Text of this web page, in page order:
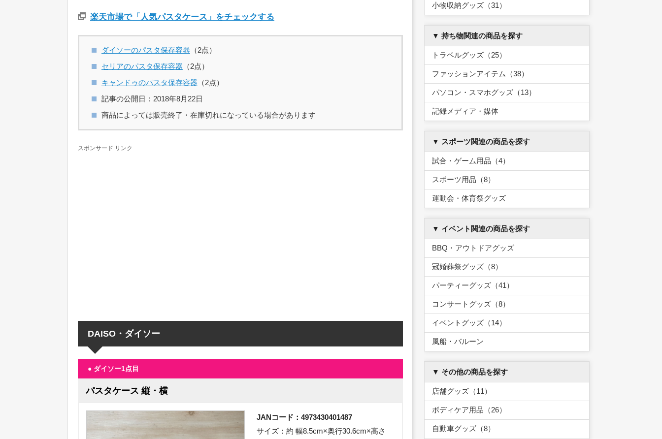
楽天市場で「人気パスタケース」をチェックする
ダイソーのパスタ保存容器 （2点）
セリアのパスタ保存容器 （2点）
キャンドゥのパスタ保存容器 （2点）
記事の公開日：2018年8月22日
商品によっては販売終了・在庫切れになっている場合があります
スポンサード リンク
DAISO・ダイソー
● ダイソー1点目
パスタケース 縦・横
JANコード：4973430401487
サイズ：約 幅8.5cm×奥行30.6cm×高さ
小物収納グッズ（31）
▼ 持ち物関連の商品を探す
トラベルグッズ（25）
ファッションアイテム（38）
パソコン・スマホグッズ（13）
記録メディア・媒体
▼ スポーツ関連の商品を探す
試合・ゲーム用品（4）
スポーツ用品（8）
運動会・体育祭グッズ
▼ イベント関連の商品を探す
BBQ・アウトドアグッズ
冠婚葬祭グッズ（8）
パーティーグッズ（41）
コンサートグッズ（8）
イベントグッズ（14）
風船・バルーン
▼ その他の商品を探す
店舗グッズ（11）
ボディケア用品（26）
自動車グッズ（8）